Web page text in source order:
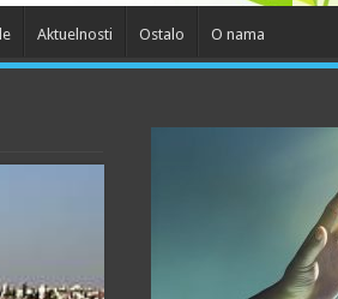
Aktuelnosti Ostalo O nama